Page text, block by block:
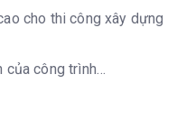
cho thi công xây dựng
công trình…